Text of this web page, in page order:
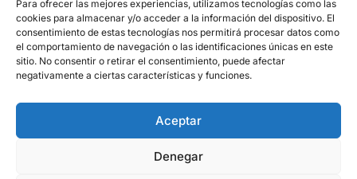
Para ofrecer las mejores experiencias, utilizamos tecnologías como las
cookies para almacenar y/o acceder a la información del dispositivo. El
consentimiento de estas tecnologías nos permitirá procesar datos como
el comportamiento de navegación o las identificaciones únicas en este
sitio. No consentir o retirar el consentimiento, puede afectar
negativamente a ciertas características y funciones.
Aceptar
Denegar